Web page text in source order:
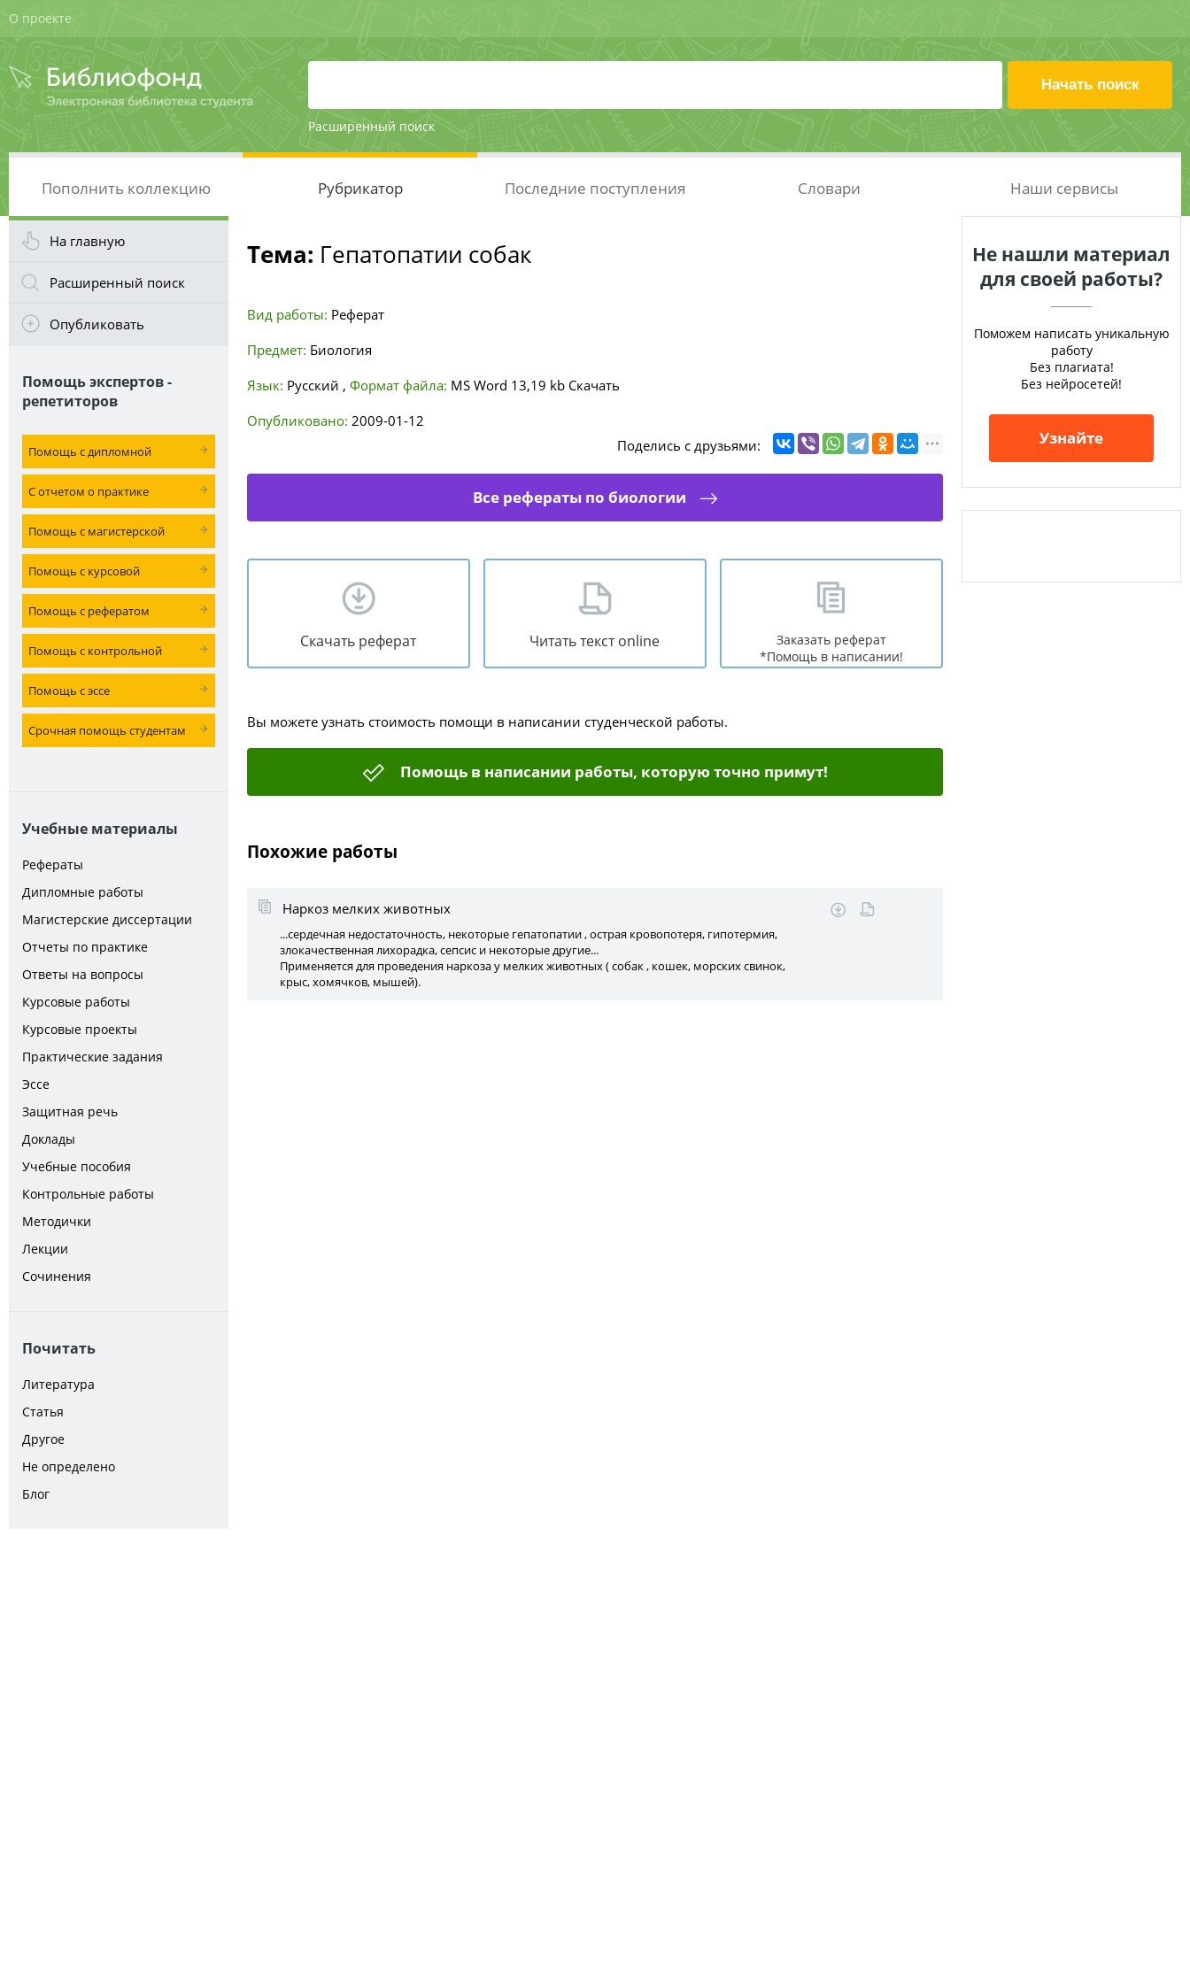
О проекте
Расширенный поиск
Пополнить коллекцию Рубрикатор Последние поступления Словари Наши сервисы
На главную
Расширенный поиск
Опубликовать
Помощь экспертов -
репетиторов
Помощь с дипломной
С отчетом о практике
Помощь с магистерской
Помощь с курсовой
Помощь с рефератом
Помощь с контрольной
Помощь с эссе
Срочная помощь студентам
Учебные материалы
Рефераты
Дипломные работы
Магистерские диссертации
Отчеты по практике
Ответы на вопросы
Курсовые работы
Курсовые проекты
Практические задания
Эссе
Защитная речь
Доклады
Учебные пособия
Контрольные работы
Методички
Лекции
Сочинения
Почитать
Литература
Статья
Другое
Не определено
Блог
Тема: Гепатопатии собак
Вид работы: Реферат
Предмет: Биология
Язык: Русский , Формат файла: MS Word 13,19 kb Скачать
Опубликовано: 2009-01-12
Поделись с друзьями:
Все рефераты по биологии
Скачать реферат Читать текст online
Заказать реферат
*Помощь в написании!
Вы можете узнать стоимость помощи в написании студенческой работы.
Помощь в написании работы, которую точно примут!
Похожие работы
Наркоз мелких животных
...сердечная недостаточность, некоторые гепатопатии , острая кровопотеря, гипотермия,
злокачественная лихорадка, сепсис и некоторые другие...
Применяется для проведения наркоза у мелких животных ( собак , кошек, морских свинок,
крыс, хомячков, мышей).
Не нашли материал
для своей работы?
Поможем написать уникальную
работу
Без плагиата!
Без нейросетей!
Узнайте